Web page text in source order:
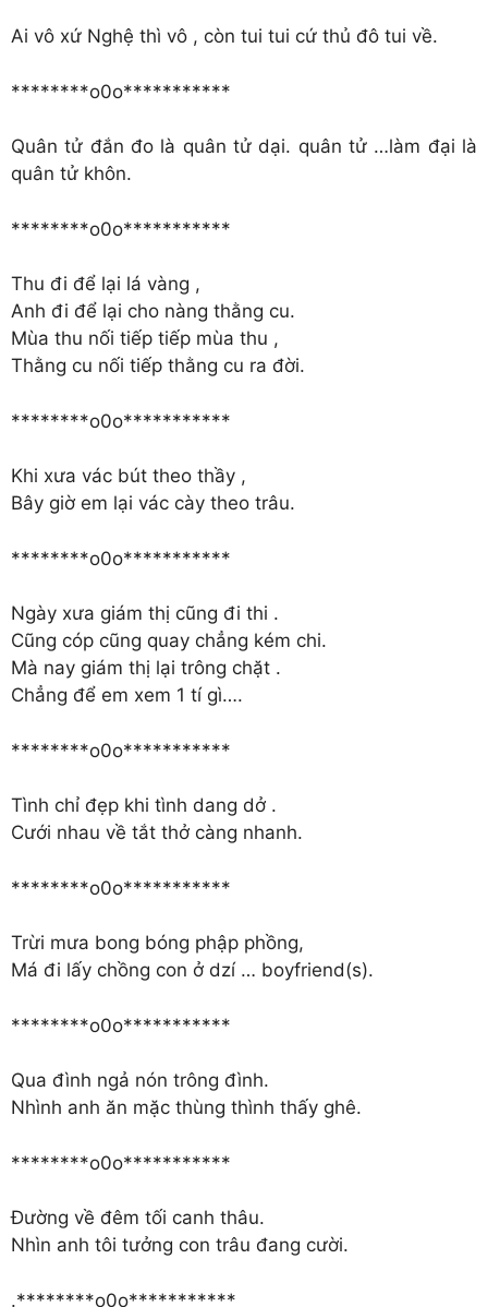
Ai vô xứ Nghệ thì vô , còn tui tui cứ thủ đô tui về.
********o0o***********
Quân tử đắn đo là quân tử dại. quân tử …làm đại là
quân tử khôn.
********o0o***********
Thu đi để lại lá vàng ,
Anh đi để lại cho nàng thằng cu.
Mùa thu nối tiếp tiếp mùa thu ,
Thằng cu nối tiếp thằng cu ra đời.
********o0o***********
Khi xưa vác bút theo thầy ,
Bây giờ em lại vác cày theo trâu.
********o0o***********
Ngày xưa giám thị cũng đi thi .
Cũng cóp cũng quay chẳng kém chi.
Mà nay giám thị lại trông chặt .
Chẳng để em xem 1 tí gì….
********o0o***********
Tình chỉ đẹp khi tình dang dở .
Cưới nhau về tắt thở càng nhanh.
********o0o***********
Trừi mưa bong bóng phập phồng,
Má đi lấy chồng con ở dzí … boyfriend(s).
********o0o***********
Qua đình ngả nón trông đình.
Nhình anh ăn mặc thùng thình thấy ghê.
********o0o***********
Đường về đêm tối canh thâu.
Nhìn anh tôi tưởng con trâu đang cười.
.********o0o***********